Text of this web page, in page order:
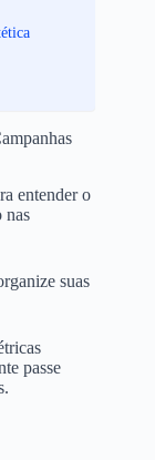
entender o
nas
suas
passe